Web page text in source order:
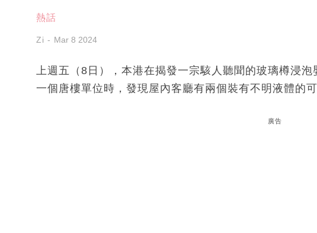
熱話
Zi Mar 8 2024
上週五（8日），本港在揭發一宗駭人聽聞的玻璃樽浸
一個唐樓單位時，發現屋內客廳有兩個裝有不明液體的
廣告